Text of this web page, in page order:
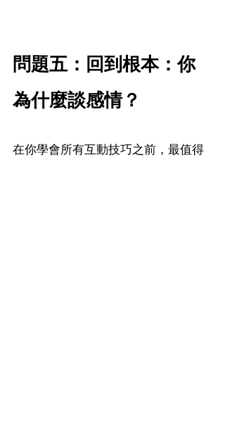
問題五：回到根本：你
為什麼談感情？
在你學會所有互動技巧之前，最值得